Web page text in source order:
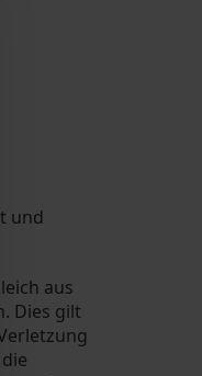
und
aus
Dies gilt